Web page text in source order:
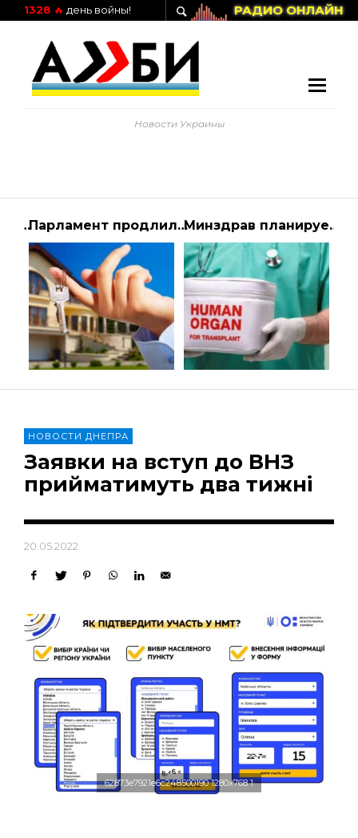
РАДИО ОНЛАЙН
1328 🔥 день войны!
Новости Украины
РФ усуває колаборантів від влади на окупованих територіях – у чому причина? Парламент продлил мораторий на взыскание имущества валютных должников до 2022 года | Алиби Минздрав планирует выделить 112 млн грн на финансирование вопроса трансплантации, — Степанов | Алиби
НОВОСТИ ДНЕПРА
Заявки на вступ до ВНЗ
прийматимуть два тижні
20.05.2022
62873e7921e6c248500190 1280x768 1